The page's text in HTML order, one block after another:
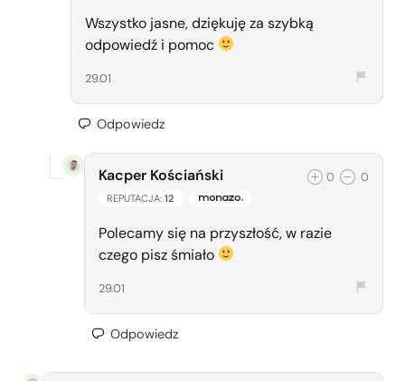
Wszystko jasne, dziękuję za szybką
odpowiedź i pomoc
29.01
Odpowiedz
Kacper Kościański
REPUTACJA: 12 ZESPÓŁ MONAZO
0 0
Polecamy się na przyszłość, w razie
czego pisz śmiało
29.01
Odpowiedz